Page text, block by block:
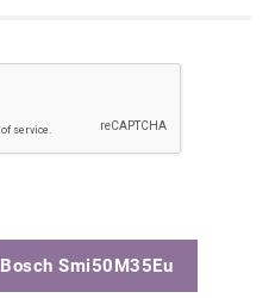
Bosch Smi50M35Eu